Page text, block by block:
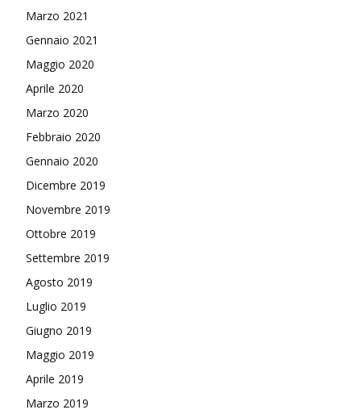
Marzo 2021
Gennaio 2021
Maggio 2020
Aprile 2020
Marzo 2020
Febbraio 2020
Gennaio 2020
Dicembre 2019
Novembre 2019
Ottobre 2019
Settembre 2019
Agosto 2019
Luglio 2019
Giugno 2019
Maggio 2019
Aprile 2019
Marzo 2019